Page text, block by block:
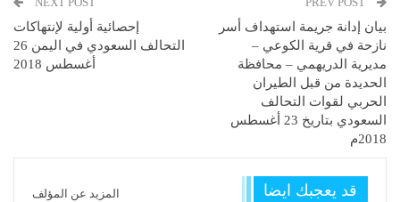
بيان إدانة جريمة استهداف أسر
نازحة في قرية الكوعي –
مديرية الدريهمي – محافظة
الحديدة من قبل الطيران
الحربي لقوات التحالف
السعودي بتاريخ 23 أغسطس
2018م
إحصائية أولية لإنتهاكات
التحالف السعودي في اليمن 26
أغسطس 2018
قد يعجبك ايضا المزيد عن المؤلف